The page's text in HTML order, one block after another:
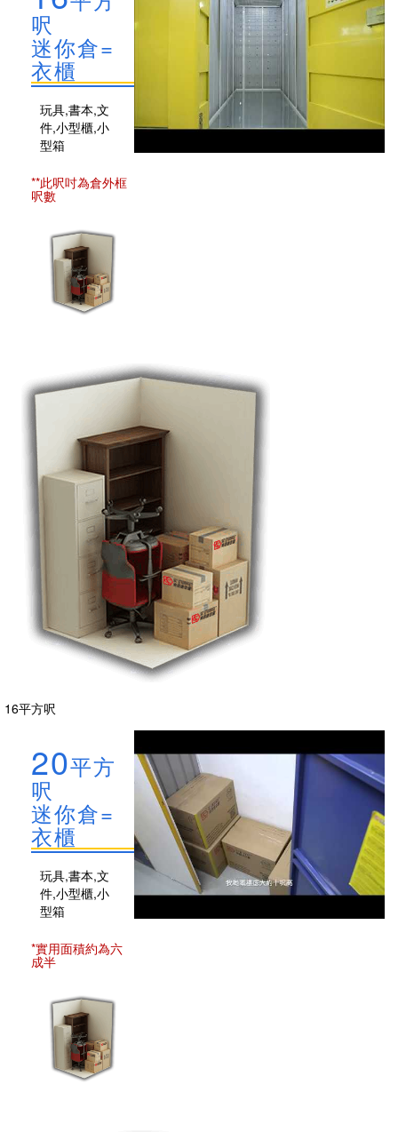
呎
迷你倉=
衣櫃
玩具,書本,文
件,小型櫃,小
型箱
**此呎吋為倉外框
呎數
16平方呎
20平方
呎
迷你倉=
衣櫃
玩具,書本,文
件,小型櫃,小
型箱
*實用面積約為六
成半